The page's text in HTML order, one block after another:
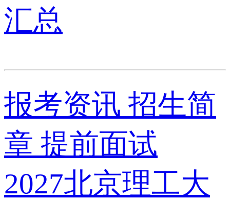
汇总
报考资讯 招生简
章 提前面试
2027北京理工大